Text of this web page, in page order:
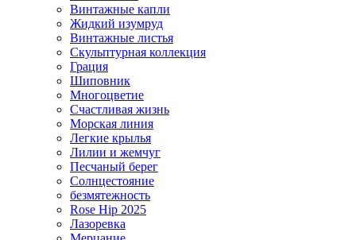
Винтажные капли
Жидкий изумруд
Винтажные листья
Скульптурная коллекция
Грация
Шиповник
Многоцветие
Счастливая жизнь
Морская линия
Легкие крылья
Лилии и жемчуг
Песчаный берег
Солнцестояние
безмятежность
Rose Hip 2025
Лазоревка